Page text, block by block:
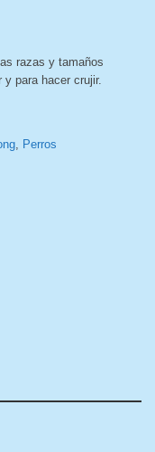
razas y tamaños
y para hacer crujir.
, Perros